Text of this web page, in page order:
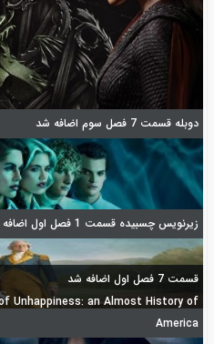
دوبله قسمت 7 فصل سوم اضافه شد
زیرنویس چسبیده قسمت 1 فصل اول اضافه شد
قسمت 7 فصل اول اضافه شد
Unhappiness: an Almost History of
America